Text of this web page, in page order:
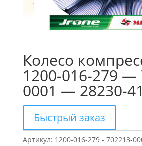
Колесо
1200-016-279 —
0001 — 28230-
Быстрый заказ
Артикул: 1200-016-279 - 702213-